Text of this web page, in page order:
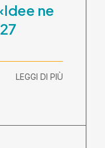
ne
LEGGI DI PIÙ